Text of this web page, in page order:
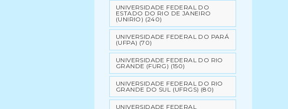
UNIVERSIDADE FEDERAL DO
ESTADO DO RIO DE JANEIRO
(UNIRIO) (240)
UNIVERSIDADE FEDERAL DO PARÁ
(UFPA) (70)
UNIVERSIDADE FEDERAL DO RIO
GRANDE (FURG) (150)
UNIVERSIDADE FEDERAL DO RIO
GRANDE DO SUL (UFRGS) (80)
UNIVERSIDADE FEDERAL